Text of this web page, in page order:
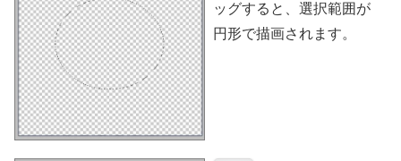
ッグすると、選択範囲が
円形で描画されます。